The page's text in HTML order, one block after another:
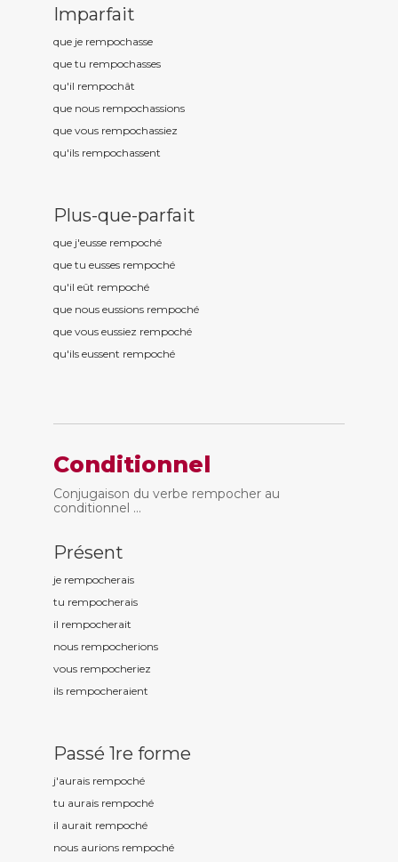
Imparfait
que je rempochasse
que tu rempochasses
qu'il rempochât
que nous rempochassions
que vous rempochassiez
qu'ils rempochassent
Plus-que-parfait
que j'eusse rempoché
que tu eusses rempoché
qu'il eût rempoché
que nous eussions rempoché
que vous eussiez rempoché
qu'ils eussent rempoché
Conditionnel
Conjugaison du verbe rempocher au
conditionnel ...
Présent
je rempocherais
tu rempocherais
il rempocherait
nous rempocherions
vous rempocheriez
ils rempocheraient
Passé 1re forme
j'aurais rempoché
tu aurais rempoché
il aurait rempoché
nous aurions rempoché